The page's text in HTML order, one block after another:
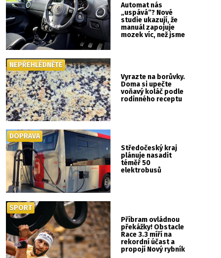
Automat nás
„uspává“? Nové
studie ukazují, že
manuál zapojuje
mozek víc, než jsme
Vyrazte na borůvky.
Doma si upečte
voňavý koláč podle
rodinného receptu
NEPŘEHLÉDNĚTE
Středočeský kraj
plánuje nasadit
téměř 50
elektrobusů
DOPRAVA
Příbram ovládnou
překážky! Obstacle
Race 3.3 míří na
rekordní účast a
propojí Nový rybník
SPORT